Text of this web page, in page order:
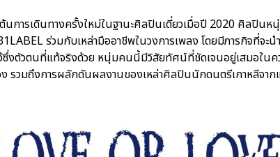
นการเดินทางครั้งใหม่ในฐานะศิลปินเดี่ยวเมื่อปี 2020 ศิลปินห
ร่วมกับเหล่ามืออาชีพในวงการเพลง โดยมีภารกิจที่จะ
ซึ่งตัวตนที่แท้จริงด้วย หนุ่มคนนี้มีวิสัยทัศน์ที่ชัดเจนอยู่เสมอใน
ง รวมถึงการผลักดันผลงานของเหล่าศิลปินนักดนตรีเกาหลีจา